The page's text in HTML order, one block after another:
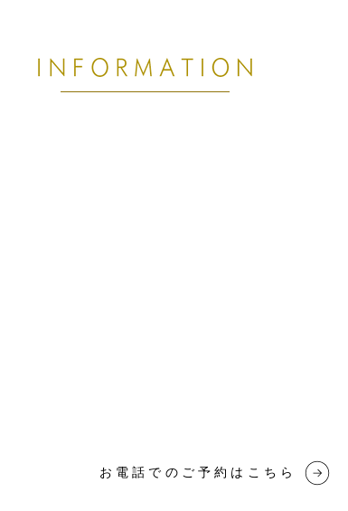
お電話でのご予約はこちら